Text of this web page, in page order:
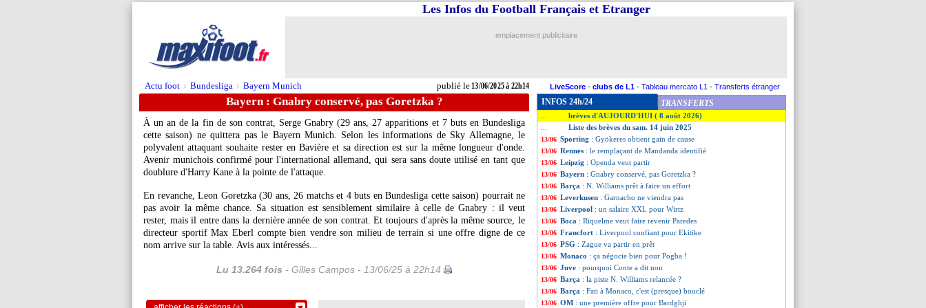
Actu foot > Bundesliga > Bayern Munich publié le13/06/2025 à 22h14
Les Infos du Football Français et Etranger
emplacement publicitaire
LiveScore - clubs de L1 - Tableau mercato L1 - Transferts étranger
Bayern : Gnabry conservé, pas Goretzka ?
À un an de la fin de son contrat, SergeGnabry (29 ans, 27 apparitions et 7 buts en Bundesliga
cette saison) ne quittera pas le Bayern Munich. Selon les informations de Sky Allemagne, le
polyvalent attaquant souhaite rester en Bavière et sa direction est sur la même longueur d'onde.
Avenir munichois confirmé pour l'international allemand, qui sera sans doute utilisé en tant que
doublure d'Harry Kane à la pointe de l'attaque.
En revanche, Leon Goretzka(30 ans, 26 matchs et 4 buts en Bundesliga cette saison) pourrait ne
pas avoir la même chance. Sa situation est sensiblement similaire à celle de Gnabry : il veut
rester, mais il entre dans la dernière année de son contrat. Et toujours d'après la même source, le
directeur sportif Max Eberl compte bien vendre son milieu de terrain si une offre digne de ce
nom arrive sur la table. Avis aux intéressés...
Lu 13.264 fois - Gilles Campos - 13/06/25 à 22h14
INFOS 24h/24 TRANSFERTS
brèves d'AUJOURD'HUI ( 8 août 2026)
Liste des brèves du sam. 14 juin 2025
13/06 Sporting : Gyökeres obtient gain de cause
13/06 Rennes : le remplaçant de Mandanda identifié
13/06 Leipzig : Openda veut partir
13/06 Bayern : Gnabry conservé, pas Goretzka ?
13/06 Barça : N. Williams prêt à faire un effort
13/06 Leverkusen : Garnacho ne viendra pas
13/06 Liverpool : un salaire XXL pour Wirtz
13/06 Boca : Riquelme veut faire revenir Paredes
13/06 Francfort : Liverpool confiant pour Ekitike
13/06 PSG : Zague va partir en prêt
13/06 Monaco : ça négocie bien pour Pogba !
13/06 Juve : pourquoi Conte a dit non
13/06 Barça : la piste N. Williams relancée ?
13/06 Barça : Fati à Monaco, c'est (presque) bouclé
13/06 OM : une première offre pour Bardghji